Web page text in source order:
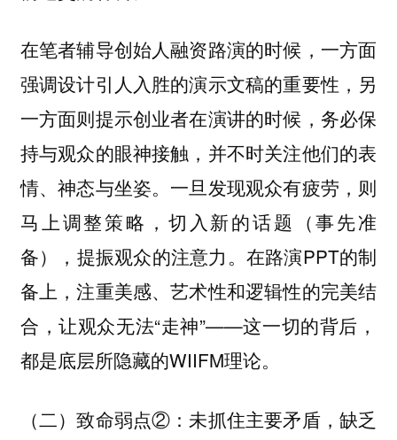
在笔者辅导创始人融资路演的时候，一方面
强调设计引人入胜的演示文稿的重要性，另
一方面则提示创业者在演讲的时候，务必保
持与观众的眼神接触，并不时关注他们的表
情、神态与坐姿。一旦发现观众有疲劳，则
马上调整策略，切入新的话题（事先准
备），提振观众的注意力。在路演PPT的制
备上，注重美感、艺术性和逻辑性的完美结
合，让观众无法“走神”——这一切的背后，
都是底层所隐藏的WIIFM理论。
（二）致命弱点②：未抓住主要矛盾，缺乏